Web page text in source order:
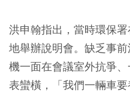
洪申翰指出，當時環保
地舉辦說明會。缺乏事
機一面在會議室外抗爭
表蠻橫，「我們一輛車